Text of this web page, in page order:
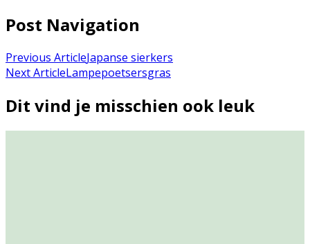
Post Navigation
Previous ArticleJapanse sierkers
Next ArticleLampepoetsersgras
Dit vind je misschien ook leuk